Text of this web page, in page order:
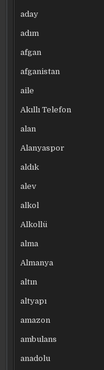
aday
adım
afgan
afganistan
aile
Akıllı Telefon
alan
Alanyaspor
aldık
alev
alkol
Alkollü
alma
Almanya
altın
altyapı
amazon
ambulans
anadolu